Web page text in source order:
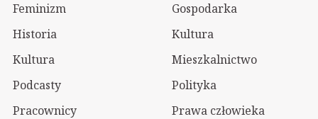
Feminizm
Gospodarka
Historia
Kultura
Kultura
Mieszkalnictwo
Podcasty
Polityka
Pracownicy
Prawa człowieka